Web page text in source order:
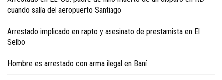
cuando salía del aeropuerto Santiago
Arrestado implicado en rapto y asesinato de prestamista en El
Seibo
Hombre es arrestado con arma ilegal en Baní